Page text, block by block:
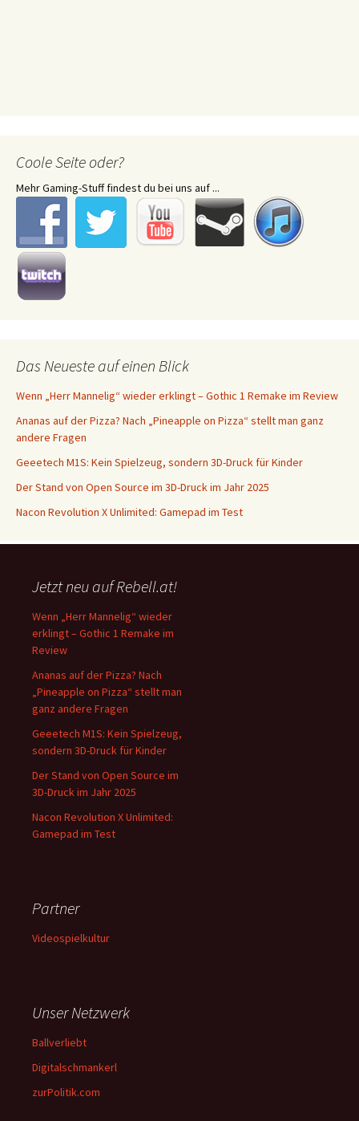
Coole Seite oder?
Mehr Gaming-Stuff findest du bei uns auf ...
Das Neueste auf einen Blick
Wenn „Herr Mannelig“ wieder erklingt – Gothic 1 Remake im Review
Ananas auf der Pizza? Nach „Pineapple on Pizza“ stellt man ganz
andere Fragen
Geeetech M1S: Kein Spielzeug, sondern 3D-Druck für Kinder
Der Stand von Open Source im 3D-Druck im Jahr 2025
Nacon Revolution X Unlimited: Gamepad im Test
Jetzt neu auf Rebell.at!
Wenn „Herr Mannelig“ wieder
erklingt – Gothic 1 Remake im
Review
Ananas auf der Pizza? Nach
„Pineapple on Pizza“ stellt man
ganz andere Fragen
Geeetech M1S: Kein Spielzeug,
sondern 3D-Druck für Kinder
Der Stand von Open Source im
3D-Druck im Jahr 2025
Nacon Revolution X Unlimited:
Gamepad im Test
Partner
Videospielkultur
Unser Netzwerk
Ballverliebt
Digitalschmankerl
zurPolitik.com